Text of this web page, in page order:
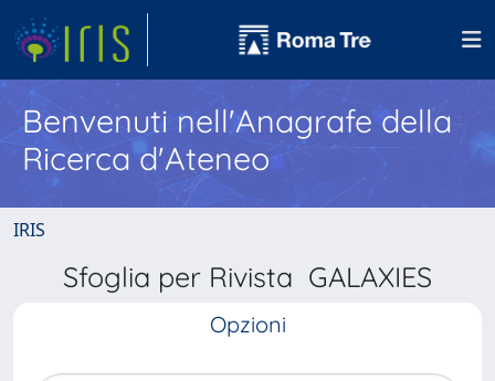
Benvenuti nell'Anagrafe della
Ricerca d'Ateneo
IRIS
Sfoglia per Rivista GALAXIES
Opzioni